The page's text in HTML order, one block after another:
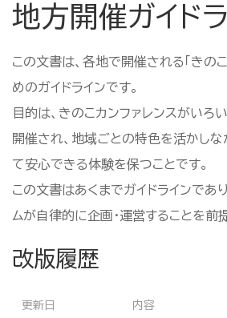
地方開催ガイド
この文書は、各地で開催される「きの
めのガイドラインです。
目的は、きのこカンファレンスがいろ
開催され、地域ごとの特色を活かしな
て安心できる体験を保つことです。
この文書はあくまでガイドラインであ
ムが自律的に企画・運営することを前
改版履歴
更新日 内容